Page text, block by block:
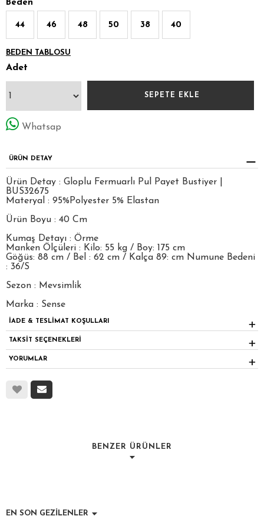
Beden
44 46 48 50 38 40
BEDEN TABLOSU
Adet
Whatsap
ÜRÜN DETAY
Ürün Detay : Gloplu Fermuarlı Pul Payet Bustiyer |
BUS32675
Materyal : 95%Polyester 5% Elastan
Ürün Boyu : 40 Cm
Kumaş Detayı : Örme
Manken Ölçüleri : Kilo: 55 kg / Boy: 175 cm
Göğüs: 88 cm / Bel : 62 cm / Kalça 89: cm Numune Bedeni
: 36/S
Sezon : Mevsimlik
Marka : Sense
İADE & TESLİMAT KOŞULLARI
TAKSİT SEÇENEKLERİ
YORUMLAR
BENZER ÜRÜNLER
EN SON GEZİLENLER